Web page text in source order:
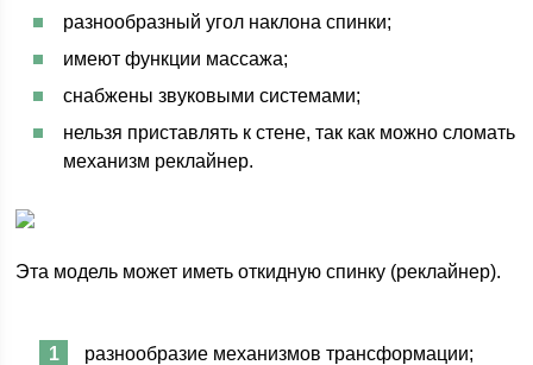
разнообразный угол наклона спинки;
имеют функции массажа;
снабжены звуковыми системами;
нельзя приставлять к стене, так как можно сломать
механизм реклайнер.
Эта модель может иметь откидную спинку (реклайнер).
разнообразие механизмов трансформации;